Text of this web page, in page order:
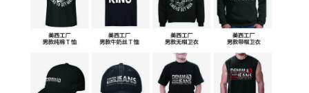
关认可的合规抵扣凭证，导致税负可能远超实际利
另一方面，以往一些卖家通过分拆店铺、变更主体等
方式拆分收入以规避一般纳税人认定标准，但现在平